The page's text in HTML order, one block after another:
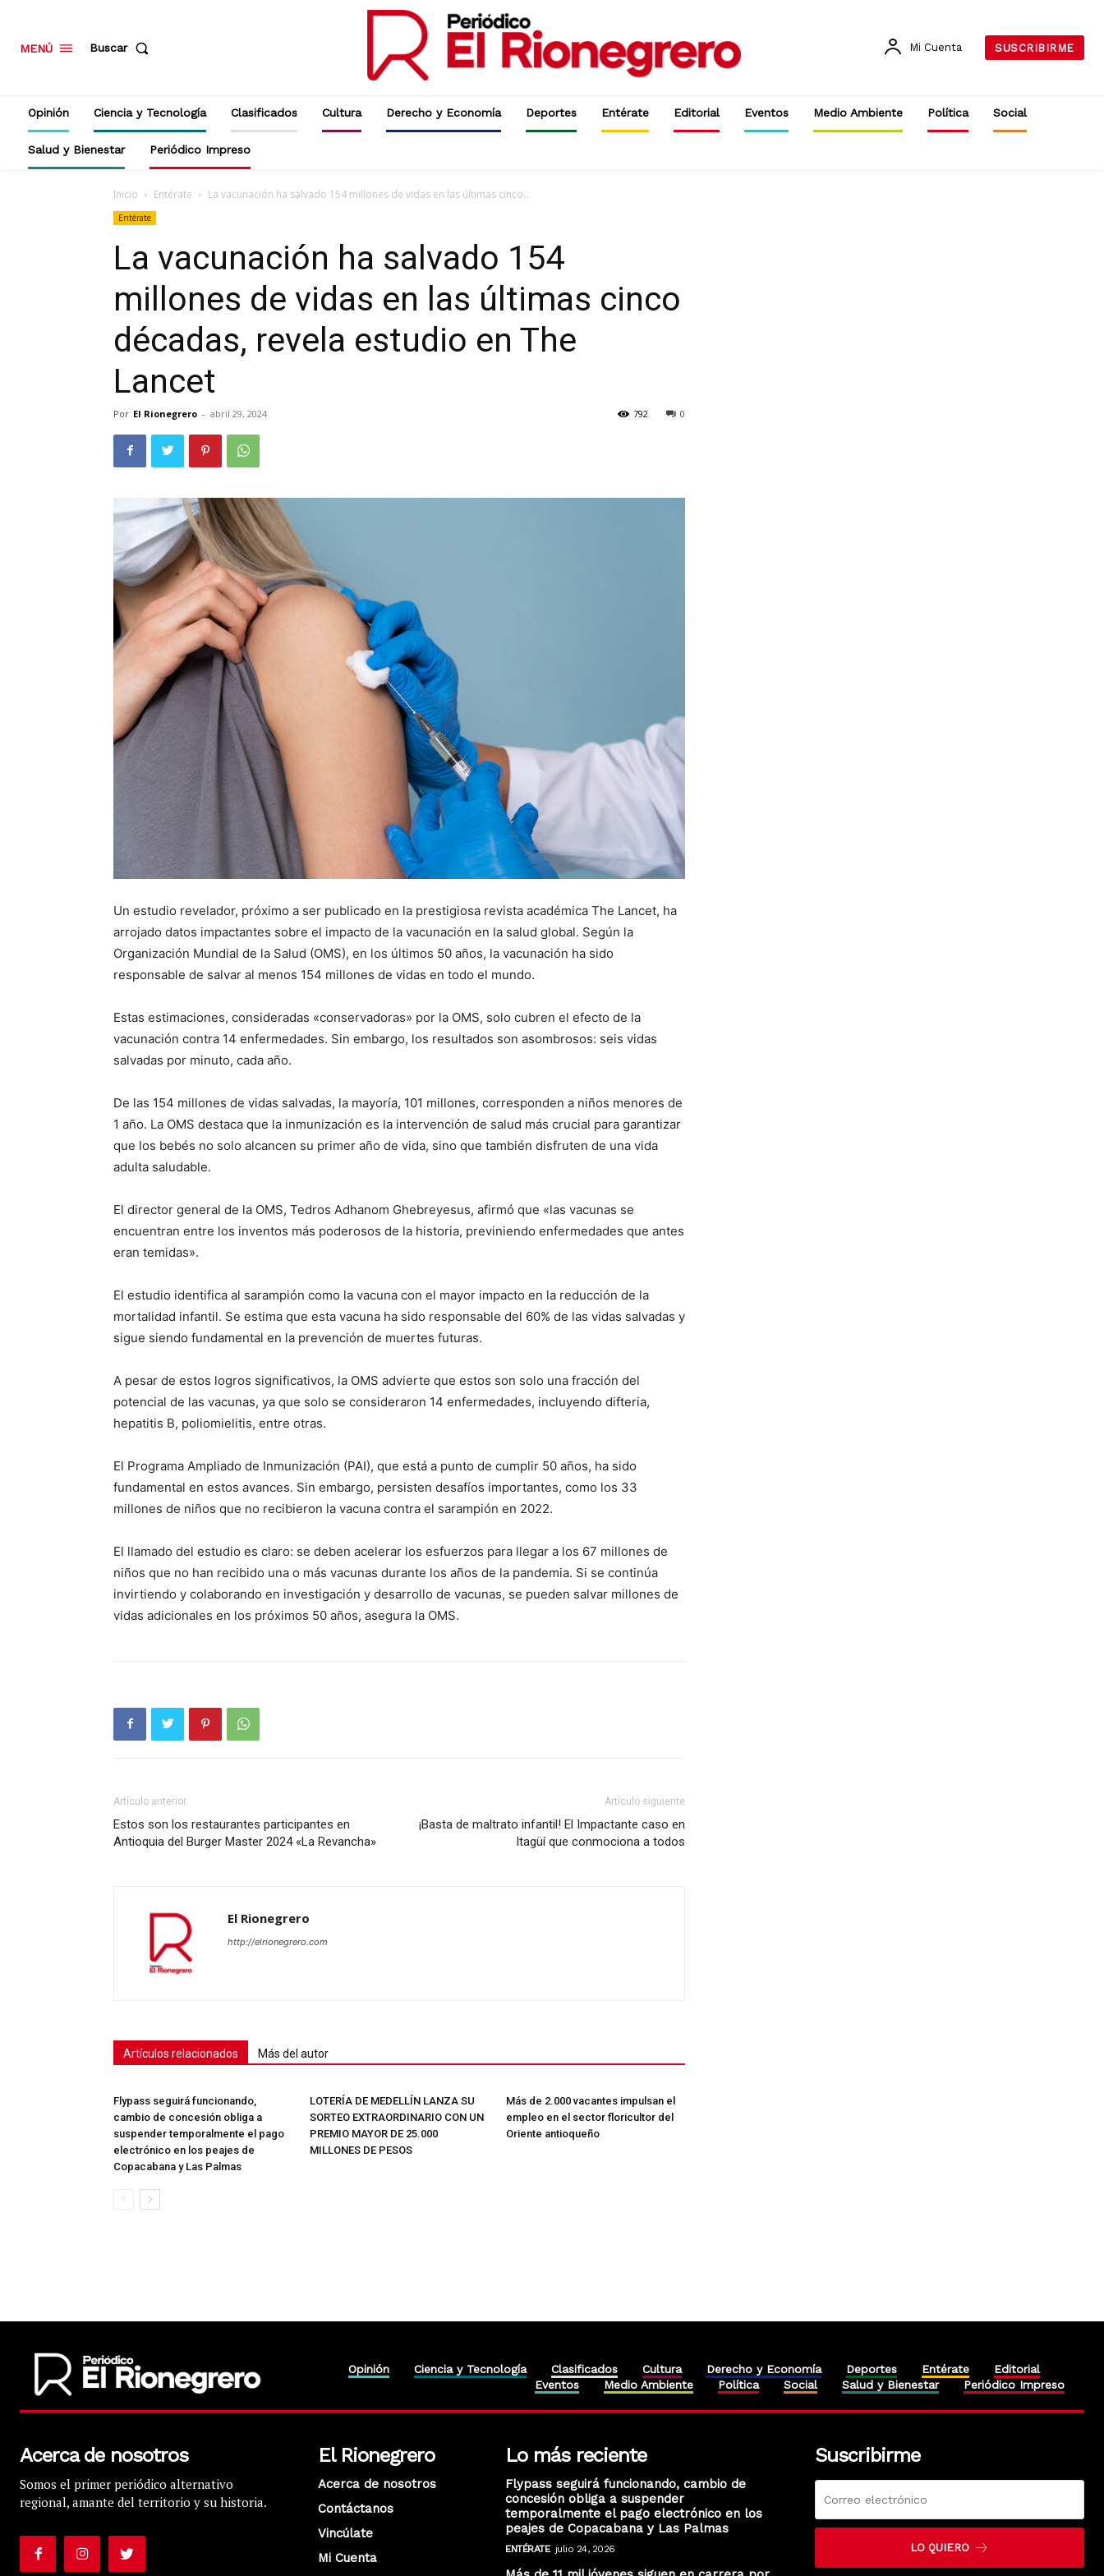
El Rionegrero
Acerca de nosotros
Mi Cuenta
MENÚ Buscar Mi Cuenta SUSCRIBIRME
Opinión Ciencia y Tecnología Clasificados Cultura Derecho y Economía Deportes Entérate Editorial Eventos Medio Ambiente Política Social
Salud y Bienestar Periódico Impreso
Inicio Entérate La vacunación ha salvado 154 millones de vidas en las últimas cinco...
Entérate
La vacunación ha salvado 154
millones de vidas en las últimas cinco
décadas, revela estudio en The
Lancet
Por El Rionegrero - abril 29, 2024 0
792
Un estudio revelador, próximo a ser publicado en la prestigiosa revista académica The Lancet, ha
arrojado datos impactantes sobre el impacto de la vacunación en la salud global. Según la
Organización Mundial de la Salud (OMS), en los últimos 50 años, la vacunación ha sido
responsable de salvar al menos 154 millones de vidas en todo el mundo.
Estas estimaciones, consideradas «conservadoras» por la OMS, solo cubren el efecto de la
vacunación contra 14 enfermedades. Sin embargo, los resultados son asombrosos: seis vidas
salvadas por minuto, cada año.
De las 154 millones de vidas salvadas, la mayoría, 101 millones, corresponden a niños menores de
1 año. La OMS destaca que la inmunización es la intervención de salud más crucial para garantizar
que los bebés no solo alcancen su primer año de vida, sino que también disfruten de una vida
adulta saludable.
El director general de la OMS, Tedros Adhanom Ghebreyesus, afirmó que «las vacunas se
encuentran entre los inventos más poderosos de la historia, previniendo enfermedades que antes
eran temidas».
El estudio identifica al sarampión como la vacuna con el mayor impacto en la reducción de la
mortalidad infantil. Se estima que esta vacuna ha sido responsable del 60% de las vidas salvadas y
sigue siendo fundamental en la prevención de muertes futuras.
A pesar de estos logros significativos, la OMS advierte que estos son solo una fracción del
potencial de las vacunas, ya que solo se consideraron 14 enfermedades, incluyendo difteria,
hepatitis B, poliomielitis, entre otras.
El Programa Ampliado de Inmunización (PAI), que está a punto de cumplir 50 años, ha sido
fundamental en estos avances. Sin embargo, persisten desafíos importantes, como los 33
millones de niños que no recibieron la vacuna contra el sarampión en 2022.
El llamado del estudio es claro: se deben acelerar los esfuerzos para llegar a los 67 millones de
niños que no han recibido una o más vacunas durante los años de la pandemia. Si se continúa
invirtiendo y colaborando en investigación y desarrollo de vacunas, se pueden salvar millones de
vidas adicionales en los próximos 50 años, asegura la OMS.
Artículo anterior
Estos son los restaurantes participantes en
Antioquia del Burger Master 2024 «La Revancha»
Artículo siguiente
¡Basta de maltrato infantil! El Impactante caso en
Itagüí que conmociona a todos
El Rionegrero
http://elrionegrero.com
Artículos relacionados Más del autor
Flypass seguirá funcionando,
cambio de concesión obliga a
suspender temporalmente el pago
electrónico en los peajes de
Copacabana y Las Palmas
LOTERÍA DE MEDELLÍN LANZA SU
SORTEO EXTRAORDINARIO CON UN
PREMIO MAYOR DE 25.000
MILLONES DE PESOS
Más de 2.000 vacantes impulsan el
empleo en el sector floricultor del
Oriente antioqueño
Opinión Ciencia y Tecnología Clasificados Cultura Derecho y Economía Deportes Entérate
Editorial
Eventos
Medio Ambiente Política Social Salud y Bienestar Periódico Impreso
Acerca de nosotros
Somos el primer periódico alternativo
regional, amante del territorio y su historia.
El Rionegrero
Acerca de nosotros
Contáctanos
Vincúlate
Mi Cuenta
Lo más reciente
Flypass seguirá funcionando, cambio de
concesión obliga a suspender
temporalmente el pago electrónico en los
peajes de Copacabana y Las Palmas
ENTÉRATE julio 24, 2026
Suscribirme
LO QUIERO